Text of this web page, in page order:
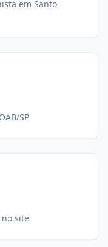
em Santo
SP
site